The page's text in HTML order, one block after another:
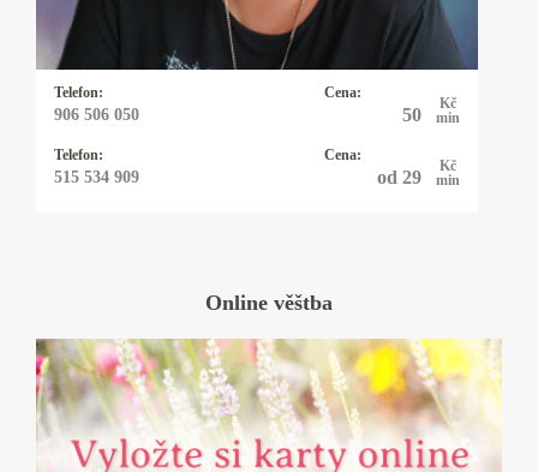
Telefon:
906 506 050
Cena:
50
Kč
min
Telefon:
515 534 909
Cena:
od 29
Kč
min
zeptá. Někdy přiberu i kyvadlo.
Online věštba